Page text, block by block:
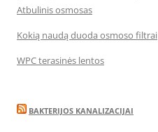
Atbulinis osmosas
Kokią naudą duoda osmoso filtrai
WPC terasinės lentos
BAKTERIJOS KANALIZACIJAI